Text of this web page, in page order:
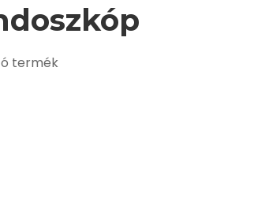
termék